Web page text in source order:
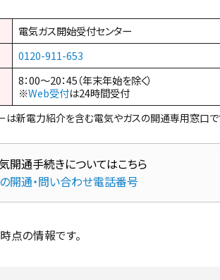
電気ガス開始受付センター
0120-911-653
8：00～20：45（年末年始を除く）
※Web受付は24時間受付
新電力紹介を含む電気やガスの開通専用窓口で
開通・問い合わせ電話番号
の情報です。